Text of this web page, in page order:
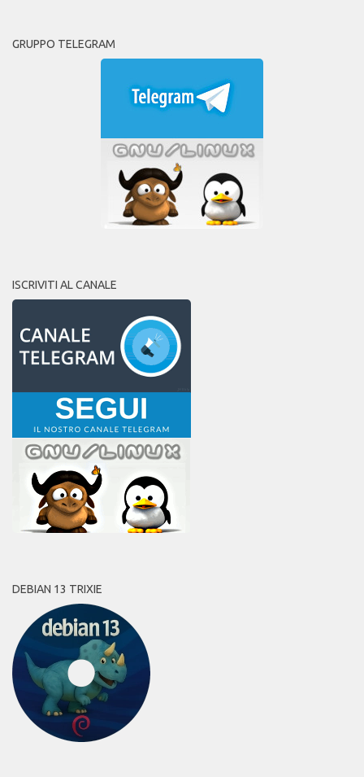
GRUPPO TELEGRAM
ISCRIVITI AL CANALE
DEBIAN 13 TRIXIE